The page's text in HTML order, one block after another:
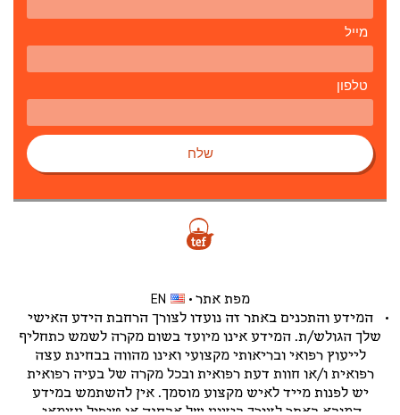
מייל
טלפון
שלח
מפת אתר
EN
המידע והתכנים באתר זה נועדו לצורך הרחבת הידע האישי
שלך הגולש/ת. המידע אינו מיועד בשום מקרה לשמש כתחליף
לייעוץ רפואי ובריאותי מקצועי ואינו מהווה בבחינת עצה
רפואית ו/או חוות דעת רפואית ובכל מקרה של בעיה רפואית
יש לפנות מייד לאיש מקצוע מוסמך. אין להשתמש במידע
המובא באתר לצורך ביצוע של אבחנה או טיפול עצמאי.